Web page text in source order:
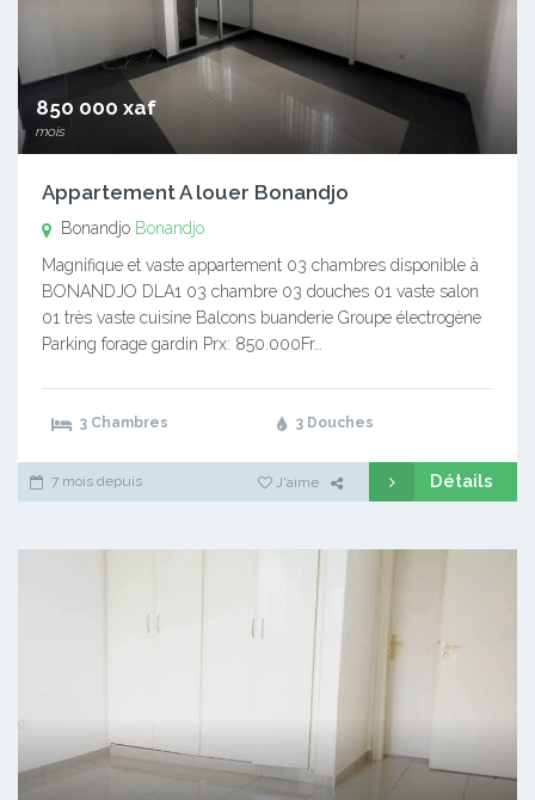
850 000 xaf
mois
Appartement A louer Bonandjo
Bonandjo Bonandjo
Magnifique et vaste appartement 03 chambres disponible à
BONANDJO DLA1 03 chambre 03 douches 01 vaste salon
01 très vaste cuisine Balcons buanderie Groupe électrogène
Parking forage gardin Prx: 850.000Fr…
3 Chambres 3 Douches
7 mois depuis J'aime Détails